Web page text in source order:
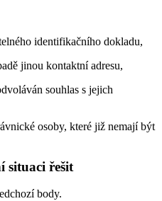
identifikačního dokladu,
jinou kontaktní adresu,
souhlas s jejich
osoby, které již nemají být
situaci řešit
body.